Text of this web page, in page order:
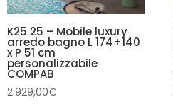
K25 25 – Mobile luxury
arredo bagno L 174+140
x P 51 cm
personalizzabile
COMPAB
2.929,00€